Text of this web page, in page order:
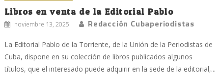
Libros en venta de la Editorial Pablo
noviembre 13, 2025 Redacción Cubaperiodistas
La Editorial Pablo de la Torriente, de la Unión de la Periodistas de
Cuba, dispone en su colección de libros publicados algunos
títulos, que el interesado puede adquirir en la sede de la editorial,...